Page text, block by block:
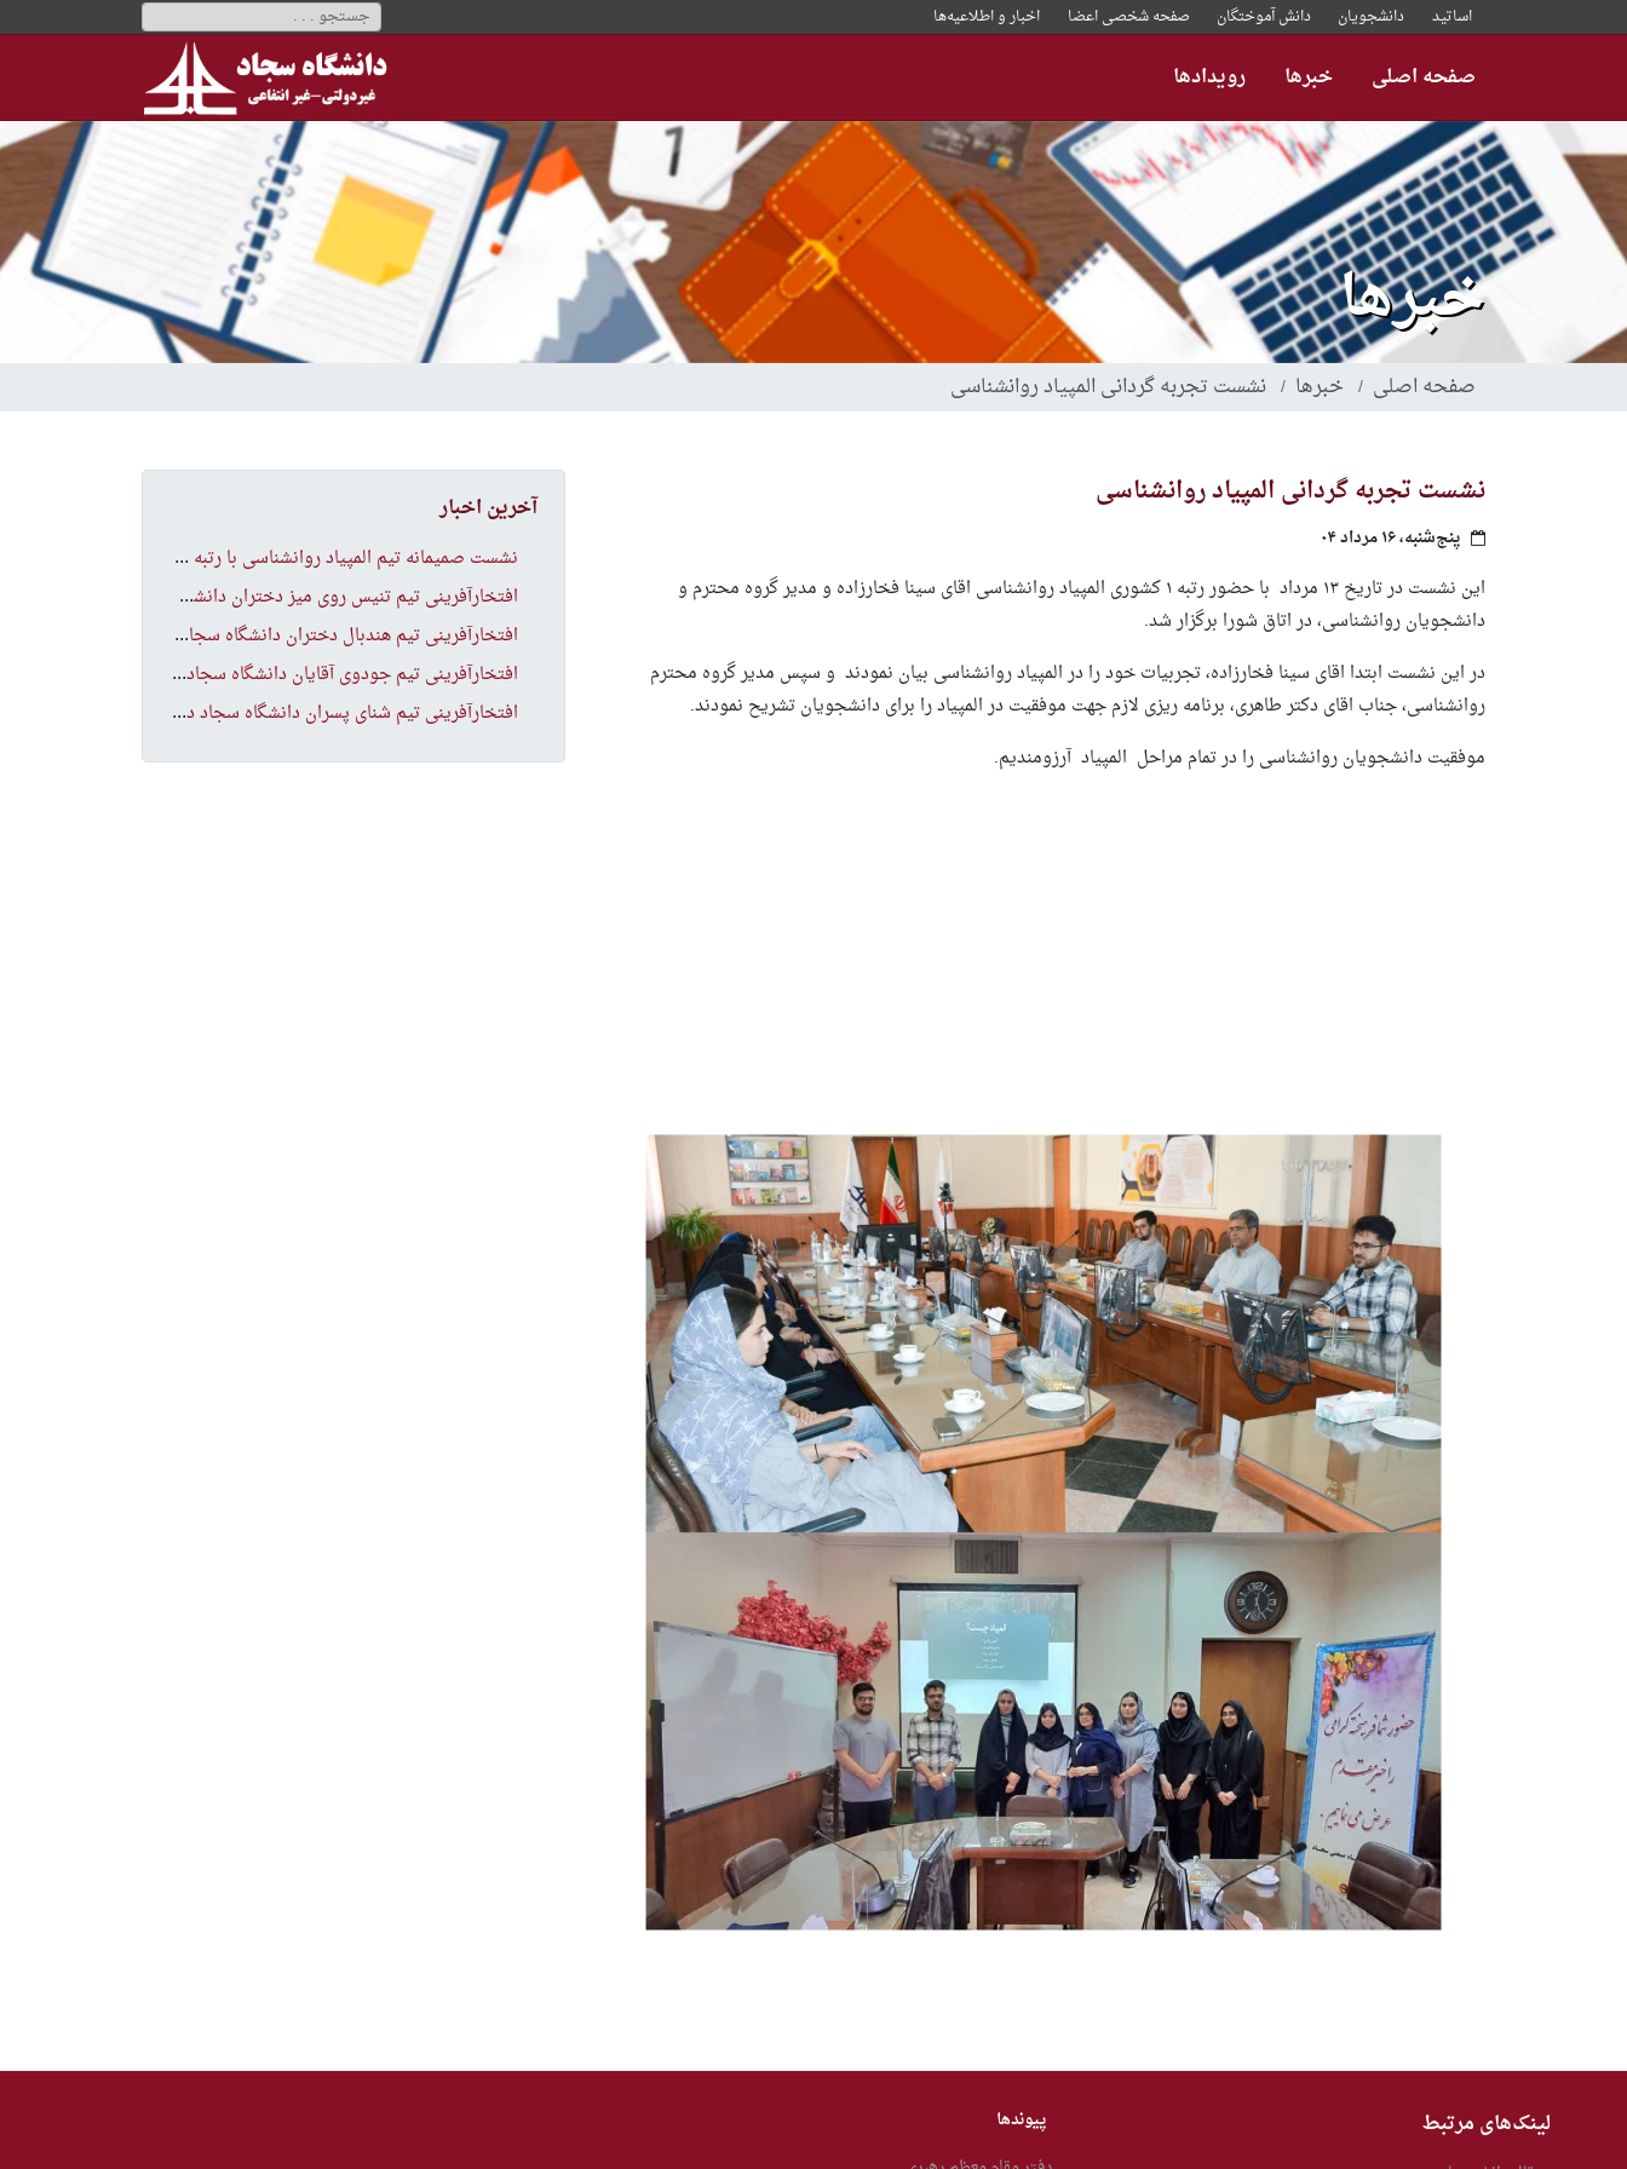
به
اساتید دانشجویان دانش آموختگان صفحه شخصی اعضا اخبار و‌ اطلاعیه‌ها
صفحه اصلی خبرها رویدادها
خبرها
صفحه اصلی خبرها نشست تجربه گردانی المپیاد روانشناسی
نشست تجربه گردانی المپیاد روانشناسی
پنج‌شنبه، ۱۶ مرداد ۰۴
این نشست در تاریخ ۱۳ مرداد با حضور رتبه ۱ کشوری المپیاد روانشناسی اقای سینا فخارزاده و مدیر گروه محترم و
دانشجویان روانشناسی، در اتاق شورا برگزار شد.
در این نشست ابتدا اقای سینا فخارزاده، تجربیات خود را در المپیاد روانشناسی بیان نمودند و سپس مدیر گروه محترم
روانشناسی، جناب اقای دکتر طاهری، برنامه ریزی لازم جهت موفقیت در المپیاد را برای دانشجویان تشریح نمودند.
موفقیت دانشجویان روانشناسی را در تمام مراحل المپیاد آرزومندیم.
آخرین اخبار
نشس
ت صمیمانه تیم المپیاد روانشناسی با رتبه های برتر المپیاد
افت
خارآفرینی تیم تنیس روی میز دختران دانشگاه در مسابقات انتخابی منطقه ۹ کشور
افت
خارآفرینی تیم هندبال دختران دانشگاه سجاد در مسابقات انتخابی منطقه ۹ کشور
افت
خارآفرینی تیم جودوی آقایان دانشگاه سجاد در مسابقات انتخابی منطقه ۹ کشور
افت
خارآفرینی تیم شنای پسران دانشگاه سجاد در مسابقات انتخابی منطقه ۹ کشور
لینک‌های مرتبط
پیوندها